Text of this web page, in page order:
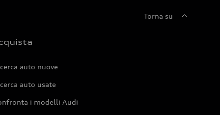
Torna su
auto nuove
auto usate
i modelli Audi